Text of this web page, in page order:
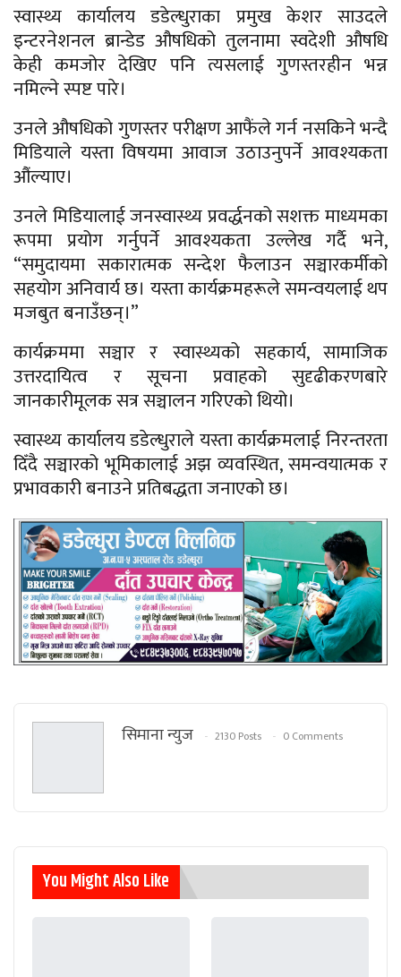
स्वास्थ्य कार्यालय डडेल्धुराका प्रमुख केशर साउदले
इन्टरनेशनल ब्रान्डेड औषधिको तुलनामा स्वदेशी औषधि
केही कमजोर देखिए पनि त्यसलाई गुणस्तरहीन भन्न
नमिल्ने स्पष्ट पारे।
उनले औषधिको गुणस्तर परीक्षण आफैंले गर्न नसकिने भन्दै
मिडियाले यस्ता विषयमा आवाज उठाउनुपर्ने आवश्यकता
औंल्याए।
उनले मिडियालाई जनस्वास्थ्य प्रवर्द्धनको सशक्त माध्यमका
रूपमा प्रयोग गर्नुपर्ने आवश्यकता उल्लेख गर्दै भने,
“समुदायमा सकारात्मक सन्देश फैलाउन सञ्चारकर्मीको
सहयोग अनिवार्य छ। यस्ता कार्यक्रमहरूले समन्वयलाई थप
मजबुत बनाउँछन्।”
कार्यक्रममा सञ्चार र स्वास्थ्यको सहकार्य, सामाजिक
उत्तरदायित्व र सूचना प्रवाहको सुदृढीकरणबारे
जानकारीमूलक सत्र सञ्चालन गरिएको थियो।
स्वास्थ्य कार्यालय डडेल्धुराले यस्ता कार्यक्रमलाई निरन्तरता
दिँदै सञ्चारको भूमिकालाई अझ व्यवस्थित, समन्वयात्मक र
प्रभावकारी बनाउने प्रतिबद्धता जनाएको छ।
सिमाना न्युज 2130 Posts 0 Comments
You Might Also Like